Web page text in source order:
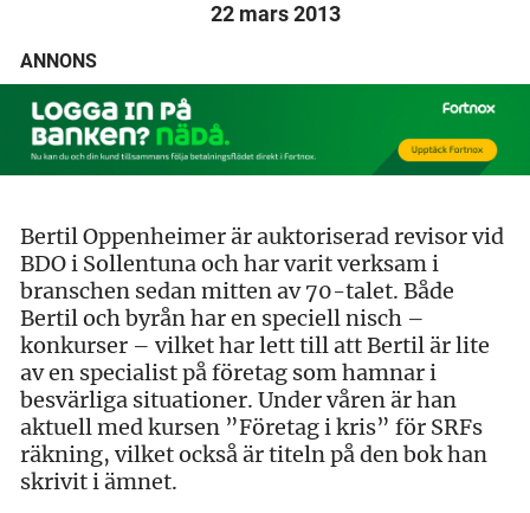
22 mars 2013
ANNONS
Bertil Oppenheimer är auktoriserad revisor vid
BDO i Sollentuna och har varit verksam i
branschen sedan mitten av 70-talet. Både
Bertil och byrån har en speciell nisch –
konkurser – vilket har lett till att Bertil är lite
av en specialist på företag som hamnar i
besvärliga situationer. Under våren är han
aktuell med kursen ”Företag i kris” för SRFs
räkning, vilket också är titeln på den bok han
skrivit i ämnet.